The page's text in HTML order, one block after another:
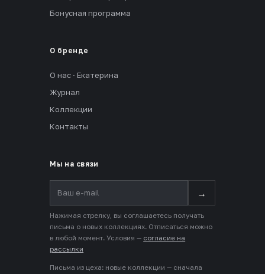
Бонусная программа
О бренде
О нас · Екатерина
Журнал
Коллекции
Контакты
Мы на связи
→
Нажимая стрелку, вы соглашаетесь получать
письма о новых коллекциях. Отписаться можно
в любой момент. Условия — согласие на
рассылки
Письма из цеха: новые коллекции — сначала